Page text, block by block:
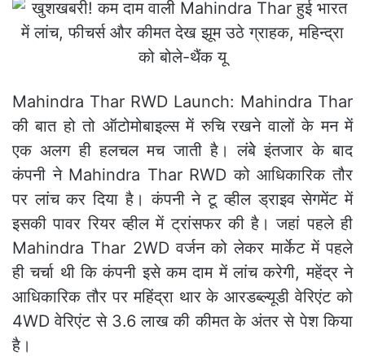
Mahindra Thar RWD Launch: Mahindra Thar
की बात हो तो ऑटोमोबाइल्स में रुचि रखने वालों के मन में
एक अलग ही हलचल मच जाती है। लंबेे इंतजार के बाद
कंपनी ने Mahindra Thar RWD को आधिकारिक तौर
पर लांच कर दिया है। कंपनी ने टू व्हील ड्राइव सेगमेंट में
इसकी पावर रियर व्हील में ट्रांसफर की है। जहां पहले ही
Mahindra Thar 2WD वर्जन को लेकर मार्केट में पहले
ही चर्चा थी कि कंपनी इसे कम दाम में लांच करेगी, महेंद्र ने
आधिकारिक तौर पर महिंद्रा थार के आरडब्ल्यूडी वेरिएंट को
4WD वेरिएंट से 3.6 लाख की कीमत के अंतर से पेश किया
है।